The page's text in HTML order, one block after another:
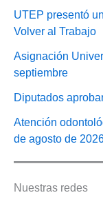
UTEP presentó
Volver al Trabajo
Asignación
septiembre
Diputados
Atención
de agosto de
Nuestras redes